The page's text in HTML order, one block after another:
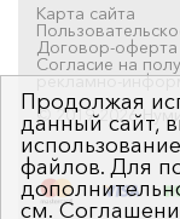
Карта сайта
Договор-оферта
Согласие на
рекламно-
© 2019-2026
Продолжая
данный сайт,
файлов. Для
см.